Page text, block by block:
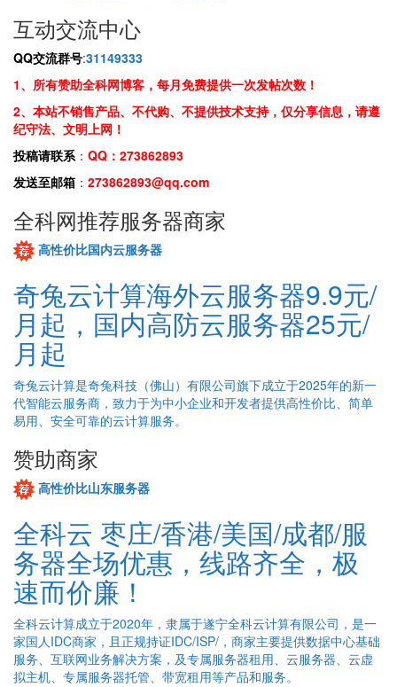
互动交流中心
QQ交流群号:31149333
1、所有赞助全科网博客，每月免费提供一次发帖次数！
2、本站不销售产品、不代购、不提供技术支持，仅分享信息，请遵
纪守法、文明上网！
投稿请联系： QQ：273862893
发送至邮箱 ： 273862893@qq.com
全科网推荐服务器商家
高性价比国内云服务器
奇兔云计算海外云服务器9.9元/
月起，国内高防云服务器25元/
月起
奇兔云计算是奇兔科技（佛山）有限公司旗下成立于2025年的新一
代智能云服务商，致力于为中小企业和开发者提供高性价比、简单
易用、安全可靠的云计算服务。
赞助商家
高性价比山东服务器
全科云 枣庄/香港/美国/成都/服
务器全场优惠，线路齐全，极
速而价廉！
全科云计算成立于2020年，隶属于遂宁全科云计算有限公司，是一
家国人IDC商家，且正规持证IDC/ISP/，商家主要提供数据中心基础
服务、互联网业务解决方案，及专属服务器租用、云服务器、云虚
拟主机、专属服务器托管、带宽租用等产品和服务。